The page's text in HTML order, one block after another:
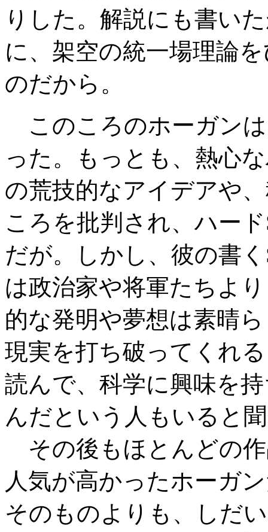
りした。解説にも書い
に、架空の統一場理論
のだから。
このころのホーガン
った。もっとも、熱心
の荒技的なアイデアや
ころを批判され、ハー
だが。しかし、彼の書
は政治家や将軍たちよ
的な発明や夢想は素晴
現実を打ち破ってくれ
読んで、科学に興味を
んだという人もいると
その後もほとんどの
人気が高かったホーガ
そのものよりも、しだ